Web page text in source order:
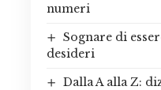
numeri
Sognare di
desideri
Dalla A alla Z: